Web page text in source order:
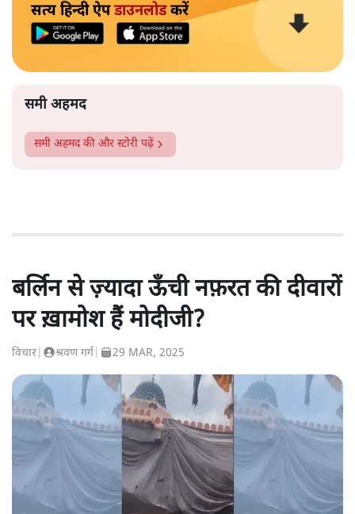
सत्य हिन्दी ऐपडाउनलोडकरें
समी अहमद
समी अहमदकी और स्टोरी पढ़ें
बर्लिन से ज़्यादा ऊँची नफ़रत की दीवारों
पर ख़ामोश हैं मोदीजी?
विचार श्रवण गर्ग 29 MAR, 2025